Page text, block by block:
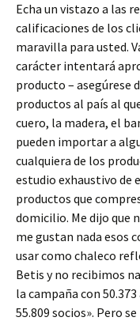
Echa un vistazo a las
calificaciones de los
maravilla para usted.
carácter intentará
producto – asegúrese
productos al país al
cuero, la madera, el
pueden importar a
cualquiera de los
estudio exhaustivo de
productos que
domicilio. Me dijo que
me gustan nada esos
usar como chaleco
Betis y no recibimos
la campaña con
55.809 socios». Pero